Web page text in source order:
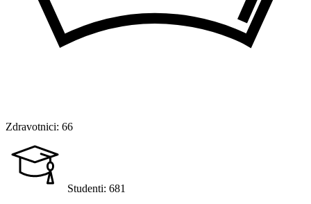
Zdravotnici: 66
Studenti:681